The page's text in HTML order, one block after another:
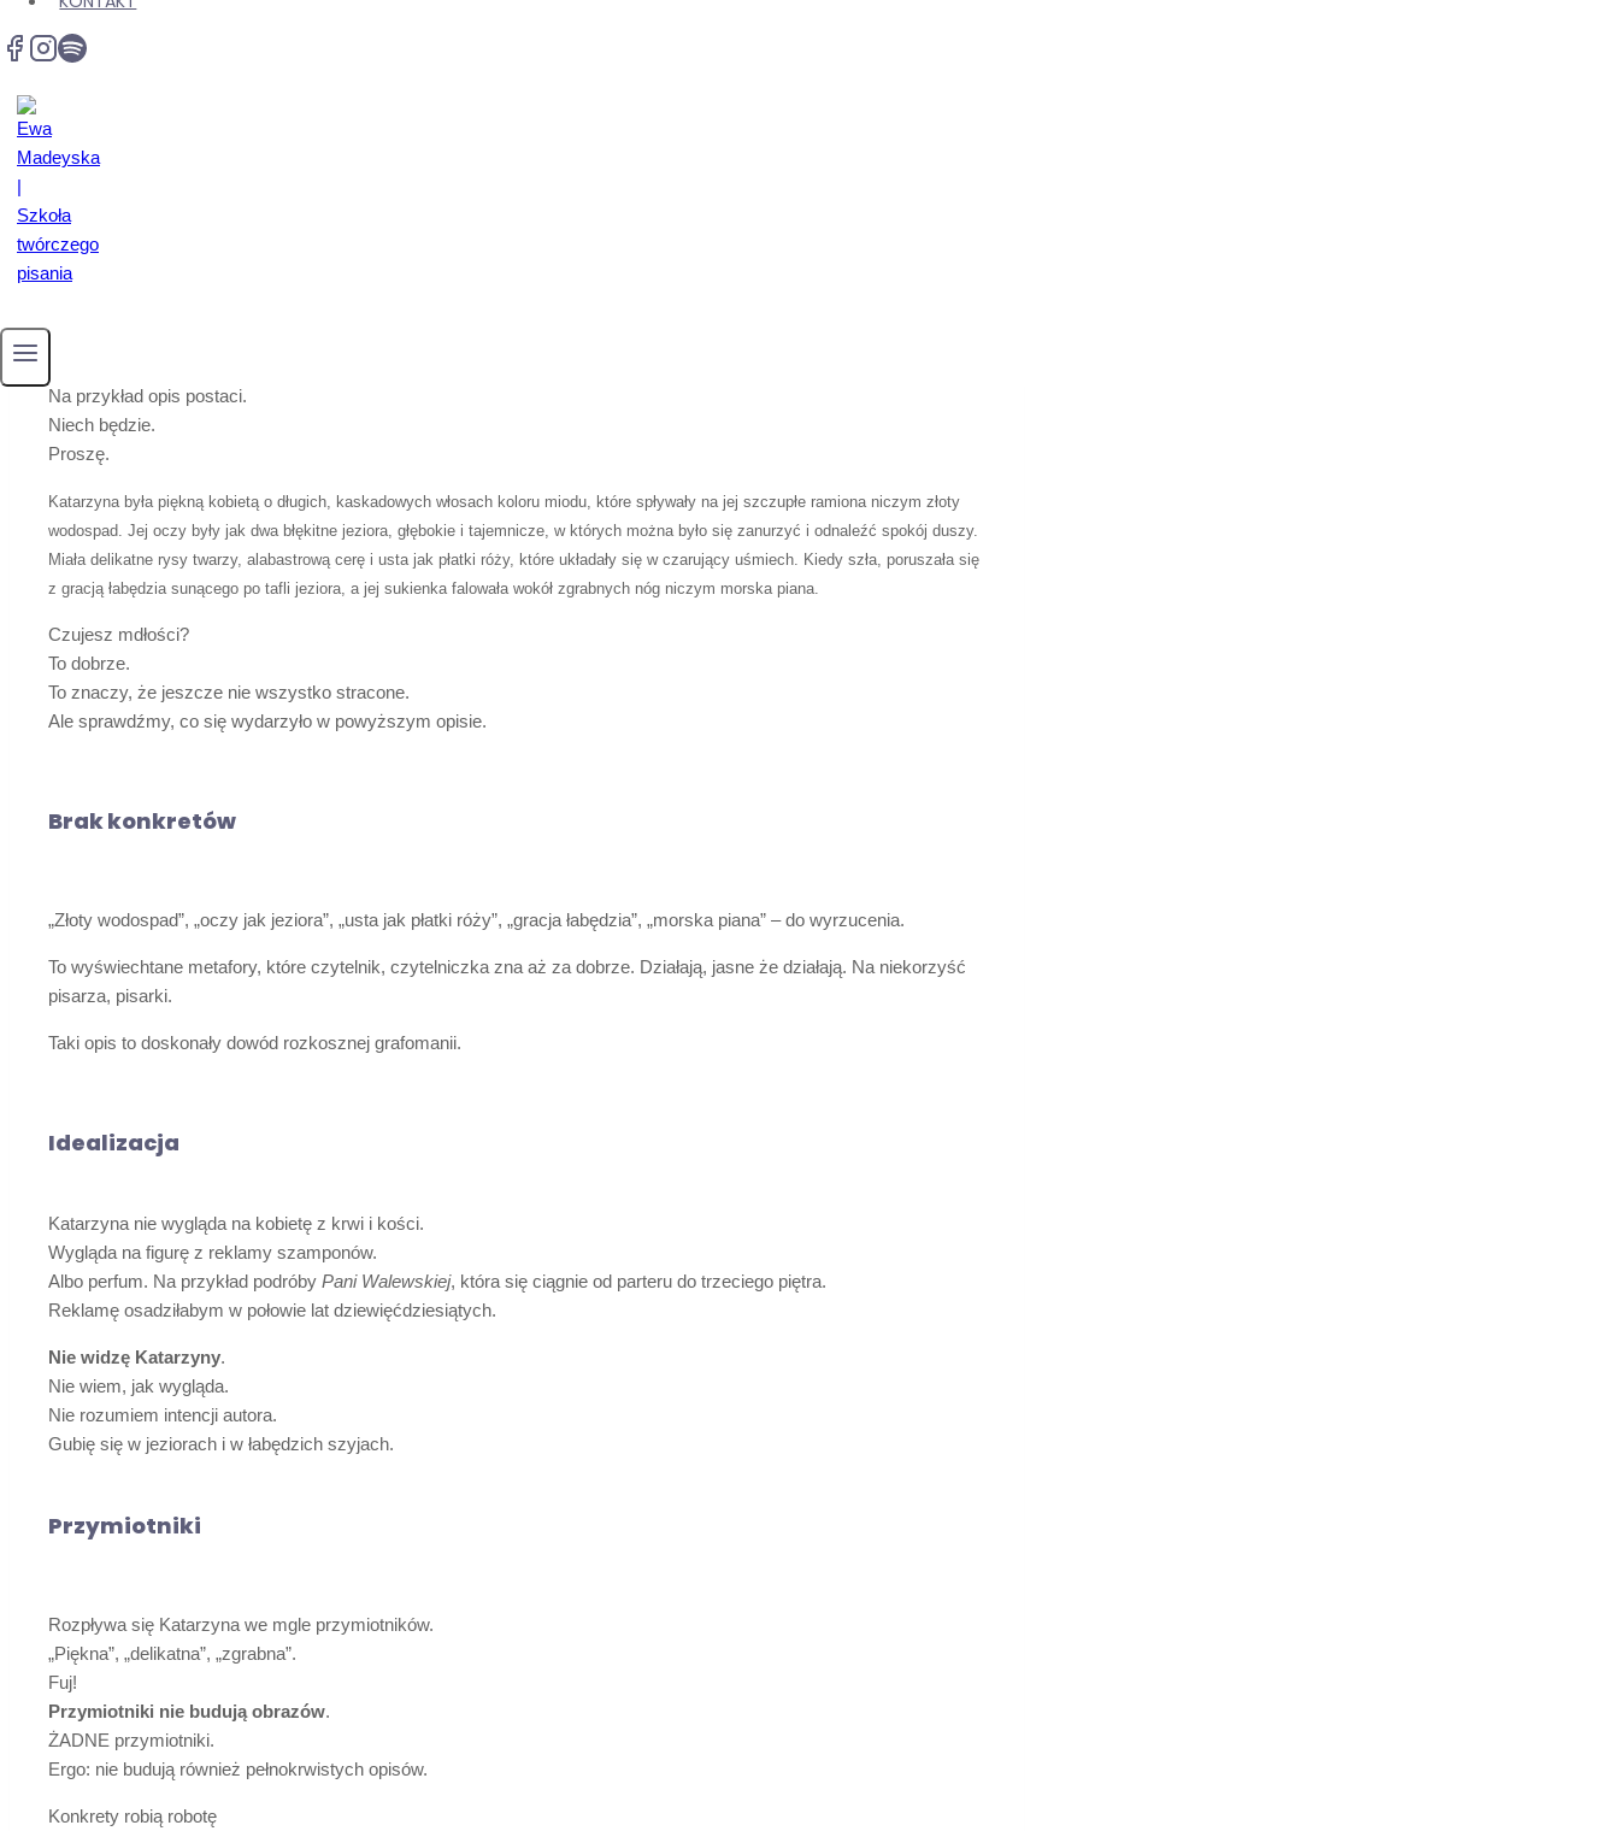
Ananas na pizzy to zbrodnia.
Na opisy do wywalenia trafiam i w tzw. literaturze, i we wprawkach.
To moja robota.
Wbić komu trzeba do głowy, co w opisach działa i nie działa.
Na przykład opis postaci.
Niech będzie.
Proszę.
Katarzyna była piękną kobietą o długich, kaskadowych włosach koloru miodu, które spływały na jej szczupłe ramiona niczym złoty
wodospad. Jej oczy były jak dwa błękitne jeziora, głębokie i tajemnicze, w których można było się zanurzyć i odnaleźć spokój duszy.
Miała delikatne rysy twarzy, alabastrową cerę i usta jak płatki róży, które układały się w czarujący uśmiech. Kiedy szła, poruszała się
z gracją łabędzia sunącego po tafli jeziora, a jej sukienka falowała wokół zgrabnych nóg niczym morska piana.
Czujesz mdłości?
To dobrze.
To znaczy, że jeszcze nie wszystko stracone.
Ale sprawdźmy, co się wydarzyło w powyższym opisie.
Brak konkretów
„Złoty wodospad”, „oczy jak jeziora”, „usta jak płatki róży”, „gracja łabędzia”, „morska piana” – do wyrzucenia.
To wyświechtane metafory, które czytelnik, czytelniczka zna aż za dobrze. Działają, jasne że działają. Na niekorzyść
pisarza, pisarki.
Taki opis to doskonały dowód rozkosznej grafomanii.
Idealizacja
Katarzyna nie wygląda na kobietę z krwi i kości.
Wygląda na figurę z reklamy szamponów.
Albo perfum. Na przykład podróby Pani Walewskiej, która się ciągnie od parteru do trzeciego piętra.
Reklamę osadziłabym w połowie lat dziewięćdziesiątych.
Nie widzę Katarzyny.
Nie wiem, jak wygląda.
Nie rozumiem intencji autora.
Gubię się w jeziorach i w łabędzich szyjach.
Przymiotniki
Rozpływa się Katarzyna we mgle przymiotników.
„Piękna”, „delikatna”, „zgrabna”.
Fuj!
Przymiotniki nie budują obrazów.
ŻADNE przymiotniki.
Ergo: nie budują również pełnokrwistych opisów.
Konkrety robią robotę